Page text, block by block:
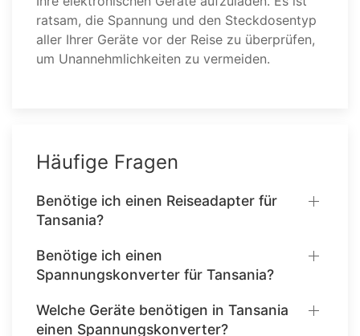
ratsam, die Spannung und den Steckdosentyp
aller Ihrer Geräte vor der Reise zu überprüfen,
um Unannehmlichkeiten zu vermeiden.
Häufige Fragen
Benötige ich einen Reiseadapter für
Tansania?
Benötige ich einen
Spannungskonverter für Tansania?
Welche Geräte benötigen in Tansania
einen Spannungskonverter?